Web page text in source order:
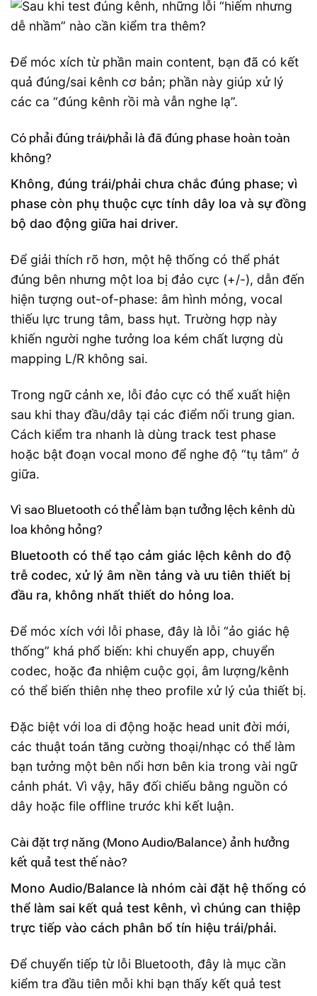
Để móc xích từ phần main content, bạn đã có kết
quả đúng/sai kênh cơ bản; phần này giúp xử lý
các ca “đúng kênh rồi mà vẫn nghe lạ”.
Có phải đúng trái/phải là đã đúng phase hoàn toàn
không?
Không, đúng trái/phải chưa chắc đúng phase; vì
phase còn phụ thuộc cực tính dây loa và sự đồng
bộ dao động giữa hai driver.
Để giải thích rõ hơn, một hệ thống có thể phát
đúng bên nhưng một loa bị đảo cực (+/-), dẫn đến
hiện tượng out-of-phase: âm hình mỏng, vocal
thiếu lực trung tâm, bass hụt. Trường hợp này
khiến người nghe tưởng loa kém chất lượng dù
mapping L/R không sai.
Trong ngữ cảnh xe, lỗi đảo cực có thể xuất hiện
sau khi thay đầu/dây tại các điểm nối trung gian.
Cách kiểm tra nhanh là dùng track test phase
hoặc bật đoạn vocal mono để nghe độ “tụ tâm” ở
giữa.
Vì sao Bluetooth có thể làm bạn tưởng lệch kênh dù
loa không hỏng?
Bluetooth có thể tạo cảm giác lệch kênh do độ
trễ codec, xử lý âm nền tảng và ưu tiên thiết bị
đầu ra, không nhất thiết do hỏng loa.
Để móc xích với lỗi phase, đây là lỗi “ảo giác hệ
thống” khá phổ biến: khi chuyển app, chuyển
codec, hoặc đa nhiệm cuộc gọi, âm lượng/kênh
có thể biến thiên nhẹ theo profile xử lý của thiết bị.
Đặc biệt với loa di động hoặc head unit đời mới,
các thuật toán tăng cường thoại/nhạc có thể làm
bạn tưởng một bên nổi hơn bên kia trong vài ngữ
cảnh phát. Vì vậy, hãy đối chiếu bằng nguồn có
dây hoặc file offline trước khi kết luận.
Cài đặt trợ năng (Mono Audio/Balance) ảnh hưởng
kết quả test thế nào?
Mono Audio/Balance là nhóm cài đặt hệ thống có
thể làm sai kết quả test kênh, vì chúng can thiệp
trực tiếp vào cách phân bổ tín hiệu trái/phải.
Để chuyển tiếp từ lỗi Bluetooth, đây là mục cần
kiểm tra đầu tiên mỗi khi bạn thấy kết quả test